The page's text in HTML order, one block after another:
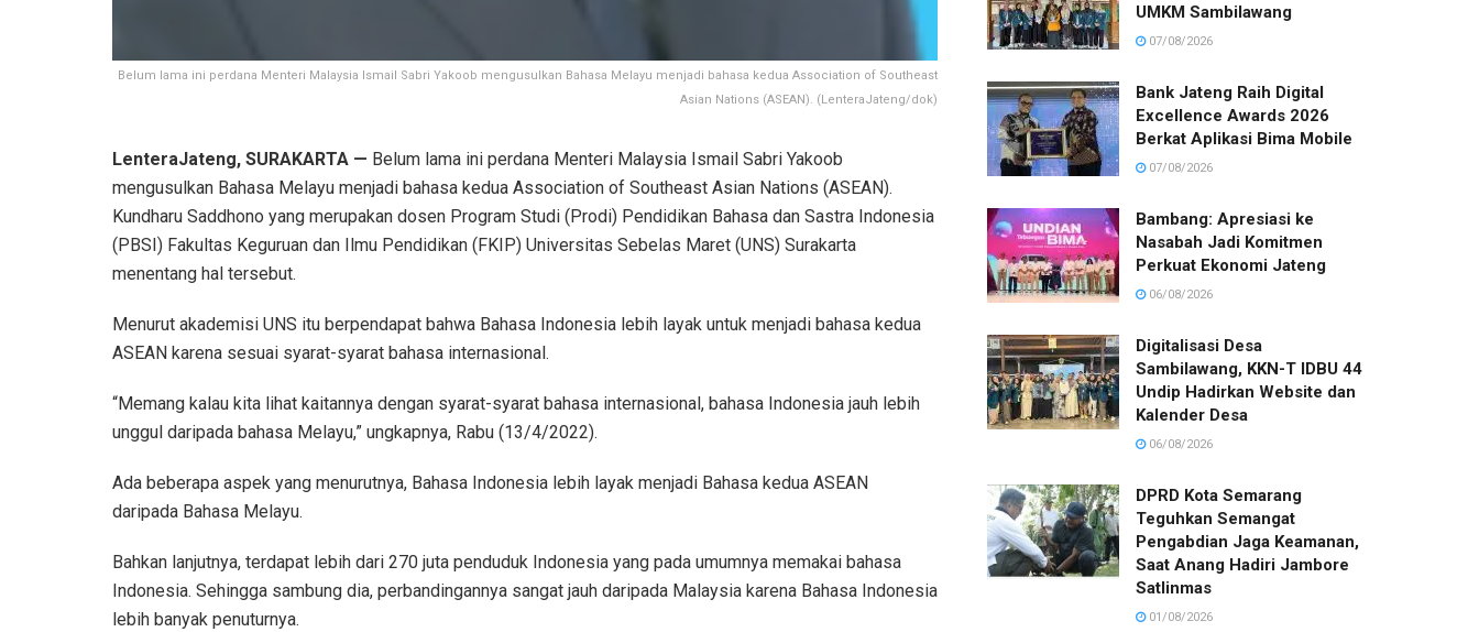
Belum lama ini perdana Menteri Malaysia Ismail Sabri Yakoob mengusulkan Bahasa Melayu menjadi bahasa kedua Association of Southeast
Asian Nations (ASEAN). (LenteraJateng/dok)
LenteraJateng, SURAKARTA — Belum lama ini perdana Menteri Malaysia Ismail Sabri Yakoob
mengusulkan Bahasa Melayu menjadi bahasa kedua Association of Southeast Asian Nations (ASEAN).
Kundharu Saddhono yang merupakan dosen Program Studi (Prodi) Pendidikan Bahasa dan Sastra Indonesia
(PBSI) Fakultas Keguruan dan Ilmu Pendidikan (FKIP) Universitas Sebelas Maret (UNS) Surakarta
menentang hal tersebut.
Menurut akademisi UNS itu berpendapat bahwa Bahasa Indonesia lebih layak untuk menjadi bahasa kedua
ASEAN karena sesuai syarat-syarat bahasa internasional.
“Memang kalau kita lihat kaitannya dengan syarat-syarat bahasa internasional, bahasa Indonesia jauh lebih
unggul daripada bahasa Melayu,” ungkapnya, Rabu (13/4/2022).
Ada beberapa aspek yang menurutnya, Bahasa Indonesia lebih layak menjadi Bahasa kedua ASEAN
daripada Bahasa Melayu.
Bahkan lanjutnya, terdapat lebih dari 270 juta penduduk Indonesia yang pada umumnya memakai bahasa
Indonesia. Sehingga sambung dia, perbandingannya sangat jauh daripada Malaysia karena Bahasa Indonesia
lebih banyak penuturnya.
UMKM Sambilawang
07/08/2026
Bank Jateng Raih Digital
Excellence Awards 2026
Berkat Aplikasi Bima Mobile
07/08/2026
Bambang: Apresiasi ke
Nasabah Jadi Komitmen
Perkuat Ekonomi Jateng
06/08/2026
Digitalisasi Desa
Sambilawang, KKN-T IDBU 44
Undip Hadirkan Website dan
Kalender Desa
06/08/2026
DPRD Kota Semarang
Teguhkan Semangat
Pengabdian Jaga Keamanan,
Saat Anang Hadiri Jambore
Satlinmas
01/08/2026